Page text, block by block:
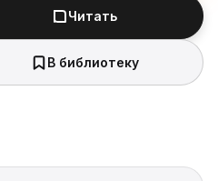
Читать
В библиотеку